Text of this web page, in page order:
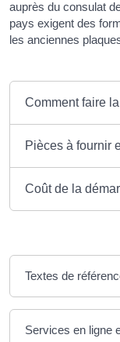
auprès du consulat
pays exigent des
les anciennes
Comment faire
Pièces à fournir
Coût de la
Textes de
Services en ligne